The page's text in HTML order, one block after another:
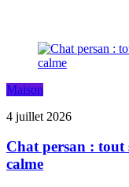
Maison
4 juillet 2026
Chat persan : tout
calme